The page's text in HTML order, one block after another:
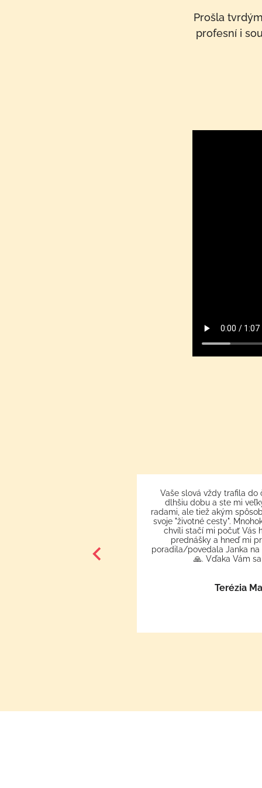
Prošla
profesní i
Vaše slová vždy trafila do
dlhšiu dobu a ste mi
radami, ale tiež akým
svoje "životné cesty".
chvíli stačí mi počuť Vás
prednášky a hneď mi
poradila/povedala Janka na
🙏. Vďaka Vám
Terézia